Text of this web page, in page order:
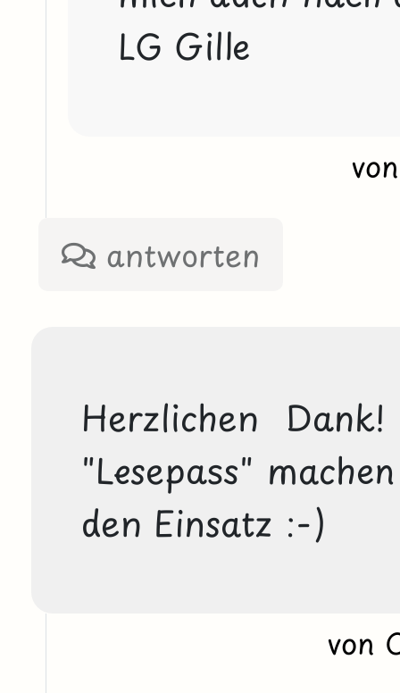
LG Gille
antworten
Herzlichen
"Lesepass"
den Einsatz :-)
von